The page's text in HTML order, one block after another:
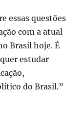
essas questões
com a atual
Brasil hoje. É
estudar
do Brasil.”